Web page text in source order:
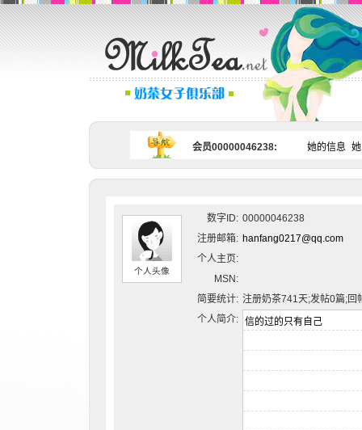
会员00000046238: 她的信息
个人头像
数字ID: 00000046238
注册邮箱: hanfang0217@qq.com
个人主页:
MSN:
简要统计: 注册奶茶741天;发帖0篇;回
个人简介: